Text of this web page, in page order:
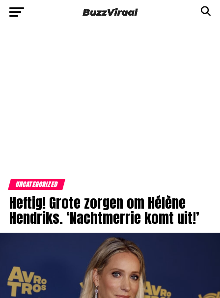
UNCATEGORIZED
Heftig! Grote zorgen om Hélène
Hendriks. ‘Nachtmerrie komt uit!’